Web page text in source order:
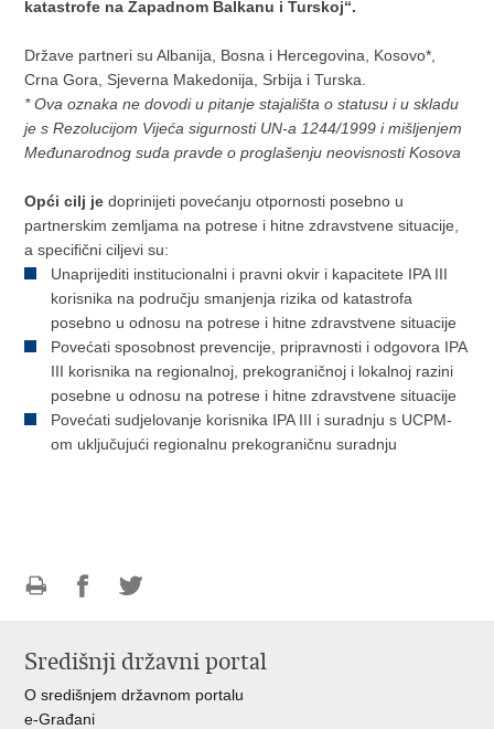
katastrofe na Zapadnom Balkanu i Turskoj“.
Države partneri su Albanija, Bosna i Hercegovina, Kosovo*,
Crna Gora, Sjeverna Makedonija, Srbija i Turska.
* Ova oznaka ne dovodi u pitanje stajališta o statusu i u skladu
je s Rezolucijom Vijeća sigurnosti UN-a 1244/1999 i mišljenjem
Međunarodnog suda pravde o proglašenju neovisnosti Kosova
Opći cilj je doprinijeti povećanju otpornosti posebno u
partnerskim zemljama na potrese i hitne zdravstvene situacije,
a specifični ciljevi su:
Unaprijediti institucionalni i pravni okvir i kapacitete IPA III
korisnika na području smanjenja rizika od katastrofa
posebno u odnosu na potrese i hitne zdravstvene situacije
Povećati sposobnost prevencije, pripravnosti i odgovora IPA
III korisnika na regionalnoj, prekograničnoj i lokalnoj razini
posebne u odnosu na potrese i hitne zdravstvene situacije
Povećati sudjelovanje korisnika IPA III i suradnju s UCPM-
om uključujući regionalnu prekograničnu suradnju
FacebookuTwitteru
Središnji državni portal
O središnjem državnom portalu
e-Građani